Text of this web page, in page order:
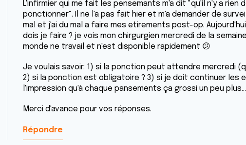
L'infirmier qui me fait les pensemants m'a dit "qu'il n'y a
ponctionner". Il ne l'a pas fait hier et m'a demander de
mal et j'ai du mal a faire mes etirements post-op.
dois je faire ? je vois mon chirgurgien mercredi de la
monde ne travail et n'est disponible rapidement 😕
Je voulais savoir: 1) si la ponction peut attendre mercredi
2) si la ponction est obligatoire ? 3) si je doit continuer les
l'impression qu'à chaque pansements ça grossi un peu
Merci d'avance pour vos réponses.
Répondre